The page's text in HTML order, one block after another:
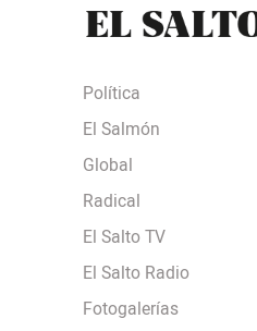
Política
El Salmón
Global
Radical
El Salto TV
El Salto Radio
Fotogalerías